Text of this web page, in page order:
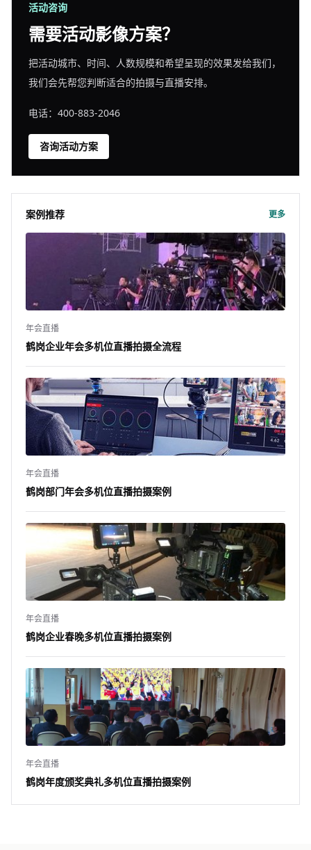
活动咨询
需要活动影像方案？
把活动城市、时间、人数规模和希望呈现的效果发给我们，
我们会先帮您判断适合的拍摄与直播安排。
电话：400-883-2046
咨询活动方案
案例推荐 更多
年会直播
鹤岗企业年会多机位直播拍摄全流程
年会直播
鹤岗部门年会多机位直播拍摄案例
年会直播
鹤岗企业春晚多机位直播拍摄案例
年会直播
鹤岗年度颁奖典礼多机位直播拍摄案例